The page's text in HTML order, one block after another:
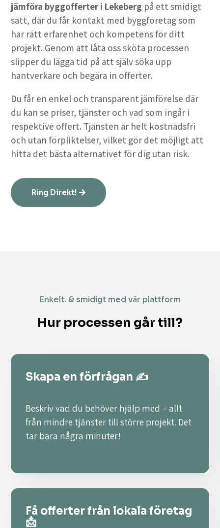
jämföra byggofferter i Lekeberg på ett smidigt
sätt, där du får kontakt med byggföretag som
har rätt erfarenhet och kompetens för ditt
projekt. Genom att låta oss sköta processen
slipper du lägga tid på att själv söka upp
hantverkare och begära in offerter.
Du får en enkel och transparent jämförelse där
du kan se priser, tjänster och vad som ingår i
respektive offert. Tjänsten är helt kostnadsfri
och utan förpliktelser, vilket gör det möjligt att
hitta det bästa alternativet för dig utan risk.
Ring Direkt!
Enkelt. & smidigt med vår plattform
Hur processen går till?
Skapa en förfrågan ✍️
Beskriv vad du behöver hjälp med – allt
från mindre tjänster till större projekt. Det
tar bara några minuter!
Få offerter från lokala företag
📩